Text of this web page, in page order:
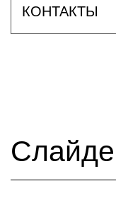
КОНТАКТЫ